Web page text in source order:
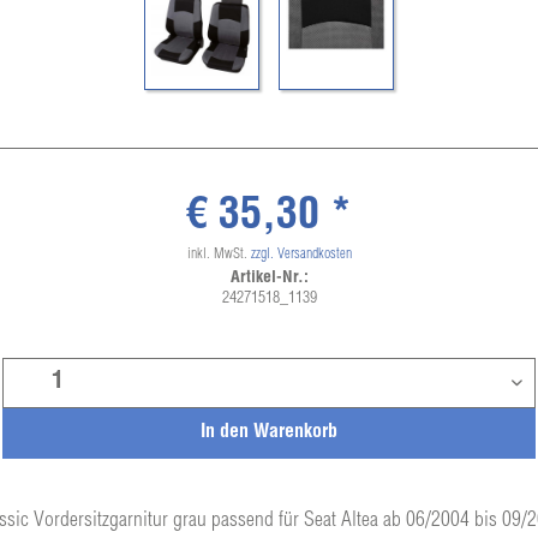
Vordersitzgarnitur grau passend für Seat Altea ab 06/2004 bis 09/
In den Warenkorb
€ 35,30 *
inkl. MwSt. zzgl. Versandkosten
Artikel-Nr.:
24271518_1139